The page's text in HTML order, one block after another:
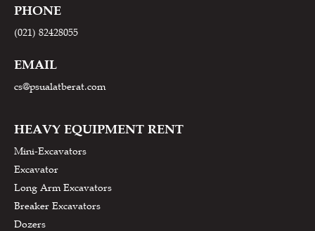
PHONE
(021) 82428055
EMAIL
cs@psualatberat.com
HEAVY EQUIPMENT RENT
Mini-Excavators
Excavator
Long Arm Excavators
Breaker Excavators
Dozers